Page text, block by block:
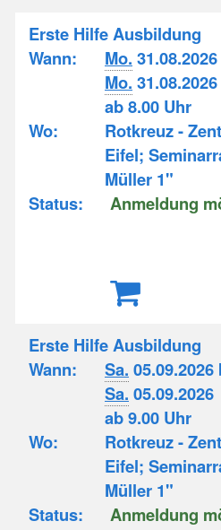
Erste Hilfe Ausbildung
Wann:
Mo.
Mo. 31.08.2026
ab 8.00 Uhr
Wo:
Rotkreuz -
Eifel;
Müller 1"
Status:
Anmeldung
Erste Hilfe Ausbildung
Wann:
Sa. 05.09.2026
Sa. 05.09.2026
ab 9.00 Uhr
Wo:
Rotkreuz -
Eifel;
Müller 1"
Status:
Anmeldung